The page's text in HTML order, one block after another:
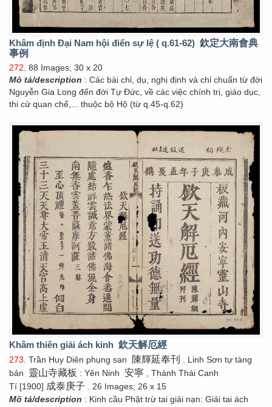
Khâm định Đại Nam hội điển sự lệ ( q.61-62) 欽定大南會典
事例
272 . 88 Images; 30 x 20
Mô tả/description : Các bài chỉ, dụ, nghị định và chỉ chuẩn từ đời
Nguyễn Gia Long đến đời Tự Đức, về các việc chính trị, giáo dục,
thi cử quan chế,... thuộc bộ Hộ (từ q.45-q.62)
Khâm thiên giải ách kinh 欽天解厄經
273 . Trần Huy Diên phụng san 陳輝延奉刊
. Linh Sơn tự tàng
bản
靈山寺藏板 : Yên Ninh 安寧 , Thành Thái Canh
Tí [1900] 成泰庚子 . 26 Images; 26 x 15
Mô tả/description : Kinh cầu Phật trừ tai giải nạn: Giải tai ách